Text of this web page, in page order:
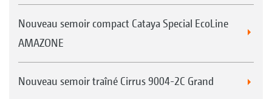
Nouveau semoir compact Cataya Special EcoLine
AMAZONE
Nouveau semoir traîné Cirrus 9004-2C Grand